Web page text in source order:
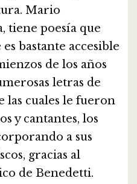
Mario
tiene poesía que
bastante accesible
de los años
letras de
las cuales le fueron
y cantantes, los
a sus
gracias al
de Benedetti.